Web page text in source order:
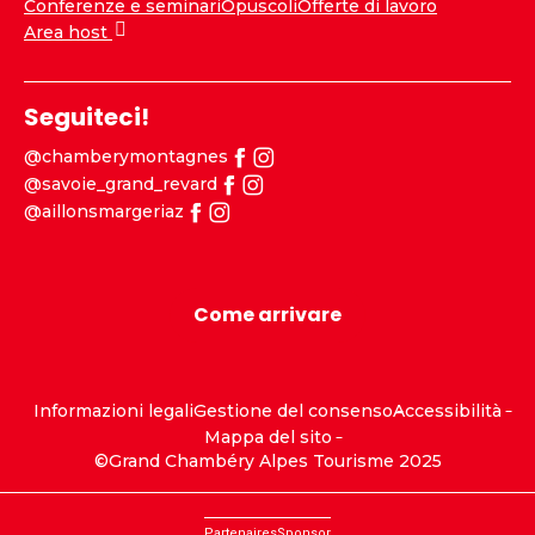
Conferenze e seminariOpuscoliOfferte di lavoro
Area host
Seguiteci!
@chamberymontagnes
@savoie_grand_revard
@aillonsmargeriaz
Come arrivare
Informazioni legaliGestione del consensoAccessibilità
Mappa del sito
©Grand Chambéry Alpes Tourisme 2025